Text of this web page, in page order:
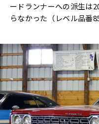
ードランナーへの派生は
らなかった（レベル品番